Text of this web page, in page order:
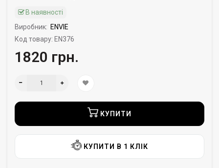
В наявності
Виробник: ENVIE
Код товару: EN376
1820 грн.
КУПИТИ
КУПИТИ В 1 КЛІК